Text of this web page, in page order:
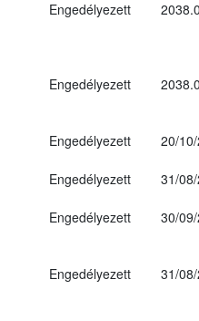
Engedélyezett
Engedélyezett
Engedélyezett
20/
Engedélyezett
31/
Engedélyezett
30/
Engedélyezett 31/